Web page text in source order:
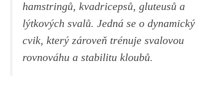
hamstringů, kvadricepsů, gluteusů a
lýtkových ​svalů. Jedná se o dynamický
cvik, který zároveň trénuje svalovou
rovnováhu⁣ a stabilitu kloubů.